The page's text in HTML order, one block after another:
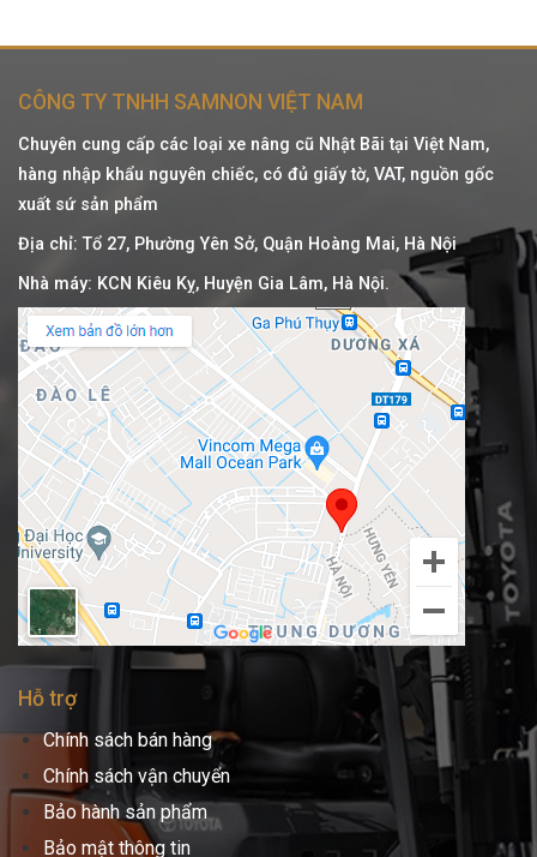
CÔNG TY TNHH SAMNON VIỆT NAM
Chuyên cung cấp các loại xe nâng cũ Nhật Bãi tại Việt Nam,
hàng nhập khẩu nguyên chiếc, có đủ giấy tờ, VAT, nguồn gốc
xuất sứ sản phẩm
Địa chỉ: Tổ 27, Phường Yên Sở, Quận Hoàng Mai, Hà Nội
Nhà máy: KCN Kiêu Kỵ, Huyện Gia Lâm, Hà Nội.
Hỗ trợ
Chính sách bán hàng
Chính sách vận chuyển
Bảo hành sản phẩm
Bảo mật thông tin